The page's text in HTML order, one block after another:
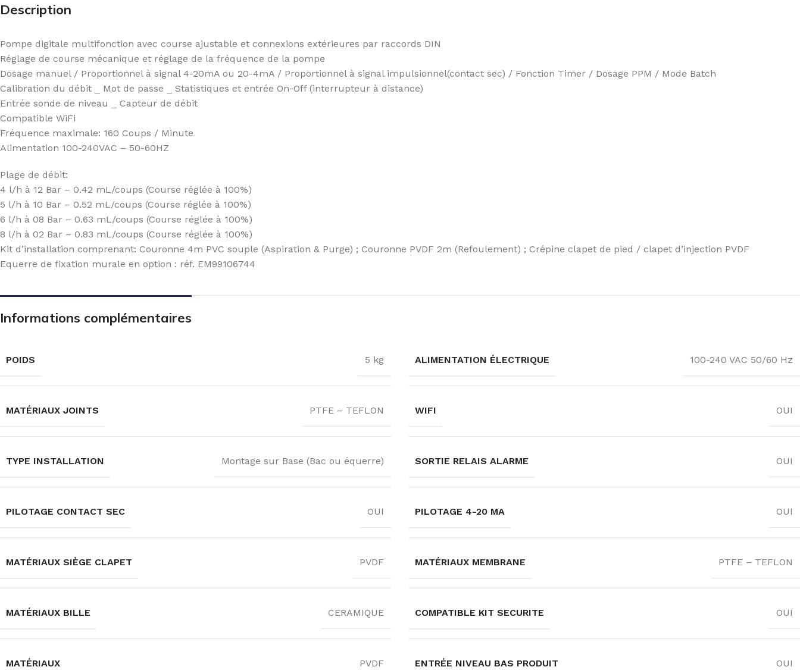
Description
Pompe digitale multifonction avec course ajustable et connexions extérieures par raccords DIN
Réglage de course mécanique et réglage de la fréquence de la pompe
Dosage manuel / Proportionnel à signal 4-20mA ou 20-4mA / Proportionnel à signal impulsionnel(contact sec) / Fonction Timer / Dosage PPM / Mode Batch
Calibration du débit _ Mot de passe _ Statistiques et entrée On-Off (interrupteur à distance)
Entrée sonde de niveau _ Capteur de débit
Compatible WiFi
Fréquence maximale: 160 Coups / Minute
Alimentation 100-240VAC – 50-60HZ
Plage de débit:
4 l/h à 12 Bar – 0.42 mL/coups (Course réglée à 100%)
5 l/h à 10 Bar – 0.52 mL/coups (Course réglée à 100%)
6 l/h à 08 Bar – 0.63 mL/coups (Course réglée à 100%)
8 l/h à 02 Bar – 0.83 mL/coups (Course réglée à 100%)
Kit d’installation comprenant: Couronne 4m PVC souple (Aspiration & Purge) ; Couronne PVDF 2m (Refoulement) ; Crépine clapet de pied / clapet d’injection PVDF
Equerre de fixation murale en option : réf. EM99106744
Informations complémentaires
POIDS 5 kg ALIMENTATION ÉLECTRIQUE 100-240 VAC 50/60 Hz
MATÉRIAUX JOINTS PTFE – TEFLON WIFI OUI
TYPE INSTALLATION Montage sur Base (Bac ou équerre) SORTIE RELAIS ALARME OUI
PILOTAGE CONTACT SEC OUI PILOTAGE 4-20 MA OUI
MATÉRIAUX SIÈGE CLAPET PVDF MATÉRIAUX MEMBRANE PTFE – TEFLON
MATÉRIAUX BILLE CERAMIQUE COMPATIBLE KIT SECURITE OUI
MATÉRIAUX PVDF ENTRÉE NIVEAU BAS PRODUIT OUI